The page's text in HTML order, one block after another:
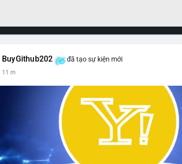
BuyGithub202 đã tạo sự kiện mới
11 m